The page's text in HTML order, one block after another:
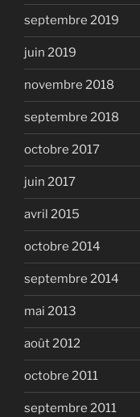
septembre 2019
juin 2019
novembre 2018
septembre 2018
octobre 2017
juin 2017
avril 2015
octobre 2014
septembre 2014
mai 2013
août 2012
octobre 2011
septembre 2011